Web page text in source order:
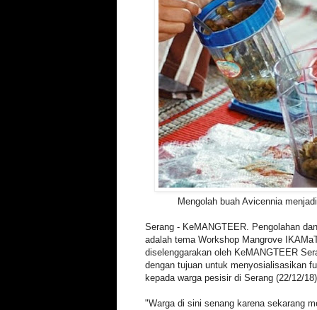
Mengolah buah Avicennia
Serang - KeMANGTEER. Pengolahan
adalah tema Workshop Mangrove
diselenggarakan oleh KeMANGTEER
dengan tujuan untuk menyosialisasikan
kepada warga pesisir di Serang (22/12/
"Warga di sini senang karena sekarang